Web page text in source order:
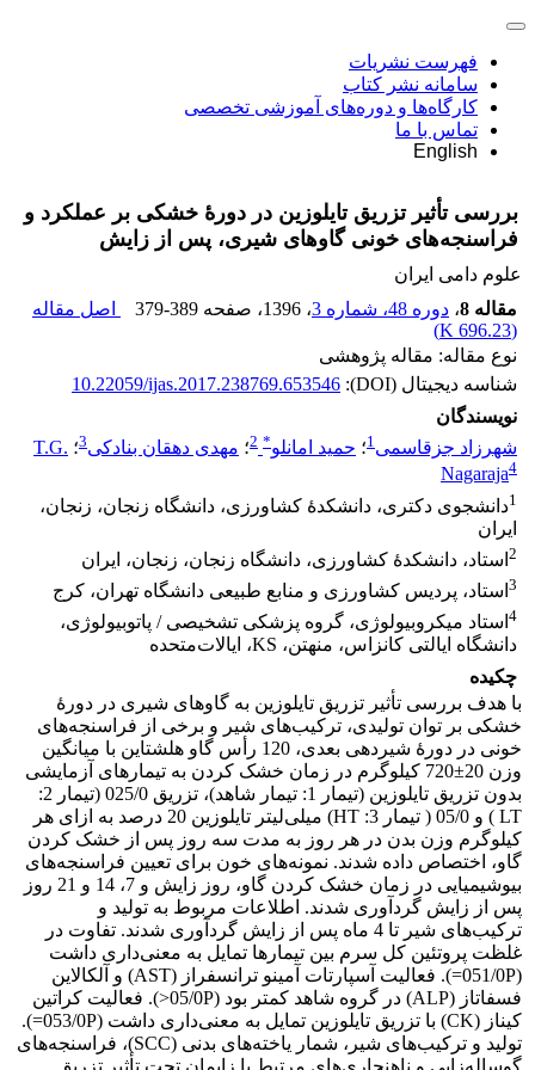
فهرست نشریات
سامانه نشر کتاب
کارگاه‌ها و دوره‌های آموزشی تخصصی
تماس با ما
English
بررسی تأثیر تزریق تایلوزین در دورۀ خشکی بر عملکرد و
فراسنجه‌های خونی گاوهای شیری، پس از زایش
علوم دامی ایران
مقاله 8
، دوره 48، شماره 3 ، 1396 ، صفحه 379-389
اصل مقاله
(
696.23 K
)
نوع مقاله: مقاله پژوهشی
شناسه دیجیتال (DOI):
10.22059/ijas.2017.238769.653546
نویسندگان
شهرزاد جزقاسمی1؛ حمید امانلو*
2؛ مهدی دهقان بنادکی3؛ T.G.
Nagaraja4
1دانشجوی دکتری، دانشکدۀ کشاورزی، دانشگاه زنجان، زنجان،
ایران
2 استاد، دانشکدۀ کشاورزی، دانشگاه زنجان، زنجان، ایران
3 استاد، پردیس کشاورزی و منابع طبیعی دانشگاه تهران، کرج
4 استاد میکروبیولوژی، گروه پزشکی تشخیصی / پاتوبیولوژی،
دانشگاه ایالتی کانزاس، منهتن، KS، ایالات‌متحده
چکیده
با هدف بررسی تأثیر تزریق تایلوزین به گاوهای شیری در دورۀ
خشکی بر توان تولیدی، ترکیب‌های شیر و برخی از فراسنجه‌های
خونی در دورۀ شیردهی بعدی، 120 رأس گاو هلشتاین با میانگین
وزن 20±720 کیلوگرم در زمان خشک کردن به تیمارهای آزمایشی
بدون تزریق تایلوزین (تیمار 1: تیمار شاهد)، تزریق 025/0 (تیمار 2:
LT ) و 05/0 ( تیمار 3: HT) میلی‌لیتر تایلوزین 20 درصد به ازای هر
کیلوگرم وزن بدن در هر روز به مدت سه روز پس از خشک کردن
گاو، اختصاص داده شدند. نمونه‌های خون برای تعیین فراسنجه‌های
بیوشیمیایی در زمان خشک کردن گاو، روز زایش و 7، 14 و 21 روز
پس از زایش گردآوری شدند. اطلاعات مربوط به تولید و
ترکیب‌های شیر تا 4 ماه پس از زایش گردآوری شدند. تفاوت در
غلظت پروتئین کل سرم بین تیمارها تمایل به معنی‌داری داشت
(051/0P=). فعالیت آسپارتات آمینو ترانسفراز (AST) و آلکالاین
فسفاتاز (ALP) در گروه شاهد کمتر بود (05/0P<). فعالیت کراتین
کیناز (CK) با تزریق تایلوزین تمایل به معنی‌داری داشت (053/0P=).
تولید و ترکیب‌های شیر، شمار یاخته‌های بدنی (SCC)، فراسنجه‌های
گوساله‌زایی و ناهنجاری‌های مرتبط با زایمان تحت تأثیر تزریق